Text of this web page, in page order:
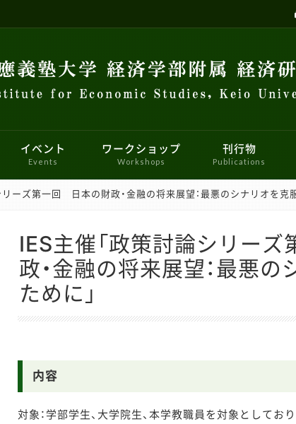
イベント
Events
ワークショップ
Workshops
刊行物
Publications
リーズ第一回 日本の財政・金融の将来展望：最悪のシナリオを克
IES主催「政策討論シリー
政・金融の将来展望：最悪
ために」
内容
対象：学部学生、大学院生、本学教職員を対象としており